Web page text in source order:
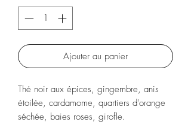
Ajouter au panier
Thé noir aux épices, gingembre, anis
étoilée, cardamome, quartiers d'orange
séchée, baies roses, girofle.